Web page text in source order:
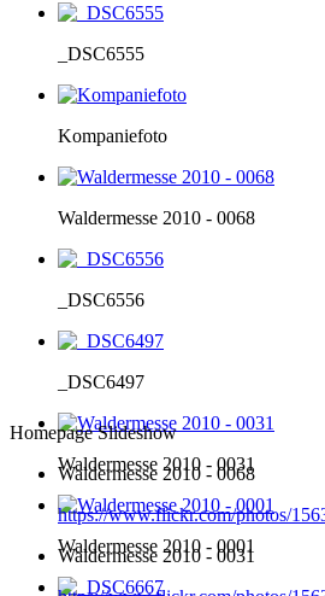
_DSC6555
Kompaniefoto
Waldermesse 2010 - 0068
_DSC6556
_DSC6497
Waldermesse 2010 - 0031
Waldermesse 2010 - 0001
Homepage Slideshow
Waldermesse 2010 - 0068
https://www.flickr.com/photos/
Waldermesse 2010 - 0031